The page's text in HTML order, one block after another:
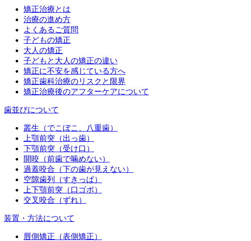
矯正治療とは
治療の進め方
よくあるご質問
子どもの矯正
大人の矯正
子どもと大人の矯正の違い
矯正に不安を感じている方へ
矯正歯科治療のリスクと限界
矯正治療後のアフターケアについて
歯並びについて
叢生（でこぼこ、八重歯）
上顎前突（出っ歯）
下顎前突（受け口）
開咬（前歯で噛めない）
過蓋咬合（下の歯が見えない）
空隙歯列（すきっぱ）
上下顎前突（口ゴボ）
交叉咬合（ずれ）
装置・方法について
唇側矯正（表側矯正）